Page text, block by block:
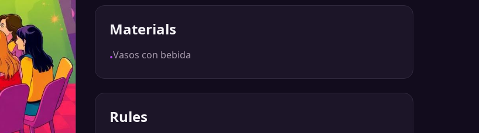
Materials
•Vasos con bebida
Rules